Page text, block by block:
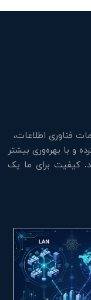
فناوری اطلاعات،
و با بهره‌وری بیشتر
کیفیت برای ما یک